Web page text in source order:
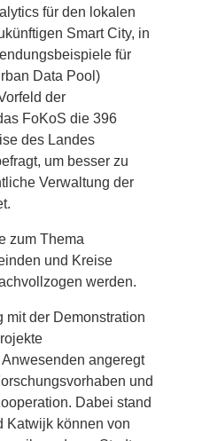
für den lokalen
Smart City, in
für
Data Pool)
der
FoKoS die 396
des Landes
um besser zu
Verwaltung der
zum Thema
und Kreise
werden.
mit der Demonstration
angeregt
und
Dabei stand
Katwijk können von